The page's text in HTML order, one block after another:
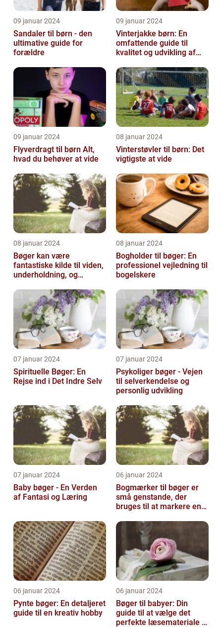
09 januar 2024
Sandaler til børn - den
ultimative guide for
forældre
09 januar 2024
Vinterjakke børn: En
omfattende guide til
kvalitet og udvikling af
09 januar 2024
Flyverdragt til børn Alt,
hvad du behøver at vide
08 januar 2024
Vinterstøvler til børn: Det
vigtigste at vide
08 januar 2024
Bøger kan være
fantastiske kilde til viden,
underholdning, og
08 januar 2024
Bogholder til bøger: En
professionel vejledning til
bogelskere
07 januar 2024
Spirituelle Bøger: En
Rejse ind i Det Indre Selv
07 januar 2024
Psykoliger bøger - Vejen
til selverkendelse og
personlig udvikling
07 januar 2024
Baby bøger - En Verden
af Fantasi og Læring
06 januar 2024
Bogmærker til bøger er
små genstande, der
bruges til at markere en
bog, så...
06 januar 2024
Pynte bøger: En detaljeret
guide til en kreativ hobby
06 januar 2024
Bøger til babyer: Din
guide til at vælge det
perfekte læsemateriale til